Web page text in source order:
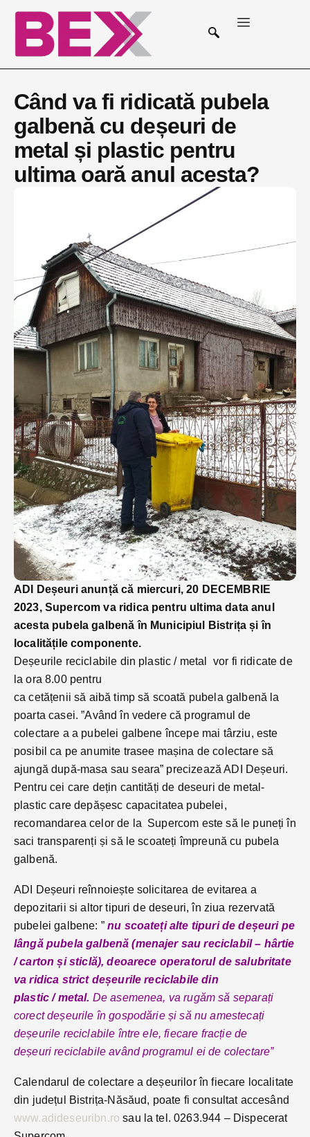
Când va fi ridicată pubela
galbenă cu deșeuri de
metal și plastic pentru
ultima oară anul acesta?
ADI Deșeuri anunță că miercuri, 20 DECEMBRIE
2023, Supercom va ridica pentru ultima data anul
acesta pubela galbenă în Municipiul Bistrița și în
localitățile componente.
Deșeurile reciclabile din plastic / metal vor fi ridicate de
la ora 8.00 pentru
ca cetățenii să aibă timp să scoată pubela galbenă la
poarta casei. ”Având în vedere că programul de
colectare a a pubelei galbene începe mai târziu, este
posibil ca pe anumite trasee mașina de colectare să
ajungă după-masa sau seara” precizează ADI Deșeuri.
Pentru cei care dețin cantități de deseuri de metal-
plastic care depășesc capacitatea pubelei,
recomandarea celor de la Supercom este să le puneți în
saci transparenți și să le scoateți împreună cu pubela
galbenă.
ADI Deșeuri reînnoiește solicitarea de evitarea a
depozitarii si altor tipuri de deseuri, în ziua rezervată
pubelei galbene: ”nu scoateți alte tipuri de deșeuri pe
lângă pubela galbenă (menajer sau reciclabil – hârtie
/ carton și sticlă), deoarece operatorul de salubritate
va ridica strict deșeurile reciclabile din
plastic / metal. De asemenea, va rugăm să separați
corect deșeurile în gospodărie și să nu amestecați
deșeurile reciclabile între ele, fiecare fracție de
deșeuri reciclabile având programul ei de colectare”
Calendarul de colectare a deșeurilor în fiecare localitate
din județul Bistrița-Năsăud, poate fi consultat accesând
www.adideseuribn.ro sau la tel. 0263.944 – Dispecerat